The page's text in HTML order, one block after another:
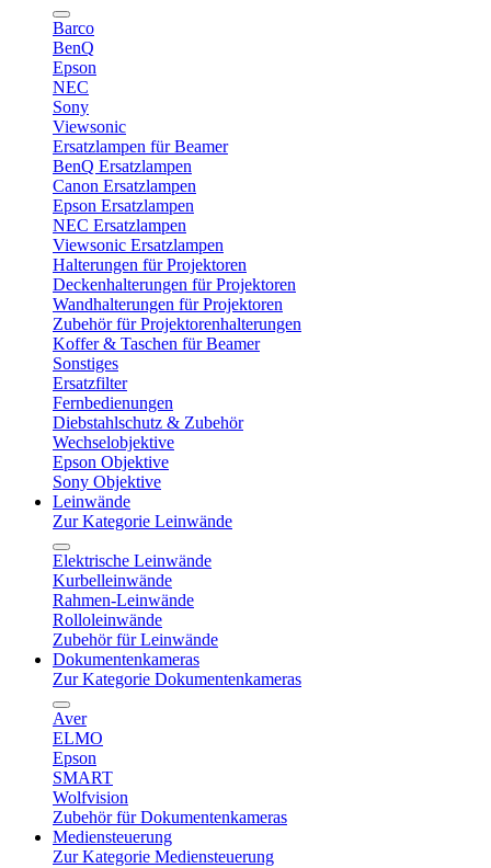
Barco
BenQ
Epson
NEC
Sony
Viewsonic
Ersatzlampen für Beamer
BenQ Ersatzlampen
Canon Ersatzlampen
Epson Ersatzlampen
NEC Ersatzlampen
Viewsonic Ersatzlampen
Halterungen für Projektoren
Deckenhalterungen für Projektoren
Wandhalterungen für Projektoren
Zubehör für Projektorenhalterungen
Koffer & Taschen für Beamer
Sonstiges
Ersatzfilter
Fernbedienungen
Diebstahlschutz & Zubehör
Wechselobjektive
Epson Objektive
Sony Objektive
Leinwände
Zur Kategorie Leinwände
Elektrische Leinwände
Kurbelleinwände
Rahmen-Leinwände
Rolloleinwände
Zubehör für Leinwände
Dokumentenkameras
Zur Kategorie Dokumentenkameras
Aver
ELMO
Epson
SMART
Wolfvision
Zubehör für Dokumentenkameras
Mediensteuerung
Zur Kategorie Mediensteuerung